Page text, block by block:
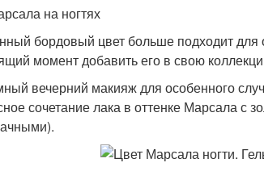
на ногтях
бордовый цвет больше подходит для
момент добавить его в свою
вечерний макияж для особенного
сочетание лака в оттенке Марсала с